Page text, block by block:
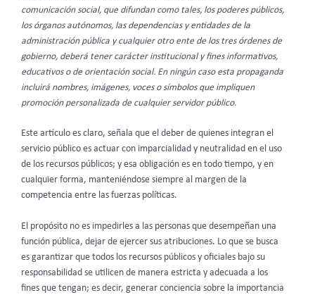
comunicación social, que difundan como tales, los poderes públicos,
los órganos autónomos, las dependencias y entidades de la
administración pública y cualquier otro ente de los tres órdenes de
gobierno, deberá tener carácter institucional y fines informativos,
educativos o de orientación social. En ningún caso esta propaganda
incluirá nombres, imágenes, voces o símbolos que impliquen
promoción personalizada de cualquier servidor público.
Este artículo es claro, señala que el deber de quienes integran el
servicio público es actuar con imparcialidad y neutralidad en el uso
de los recursos públicos; y esa obligación es en todo tiempo, y en
cualquier forma, manteniéndose siempre al margen de la
competencia entre las fuerzas políticas.
El propósito no es impedirles a las personas que desempeñan una
función pública, dejar de ejercer sus atribuciones. Lo que se busca
es garantizar que todos los recursos públicos y oficiales bajo su
responsabilidad se utilicen de manera estricta y adecuada a los
fines que tengan; es decir, generar conciencia sobre la importancia